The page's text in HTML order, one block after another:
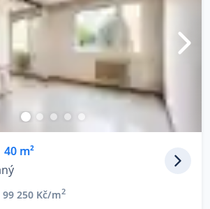
nemovitostí
výkup
makléřů
zákazníci
m²
99 250 Kč/m2